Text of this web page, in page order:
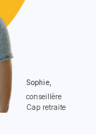
Sophie,
conseillère
Cap retraite